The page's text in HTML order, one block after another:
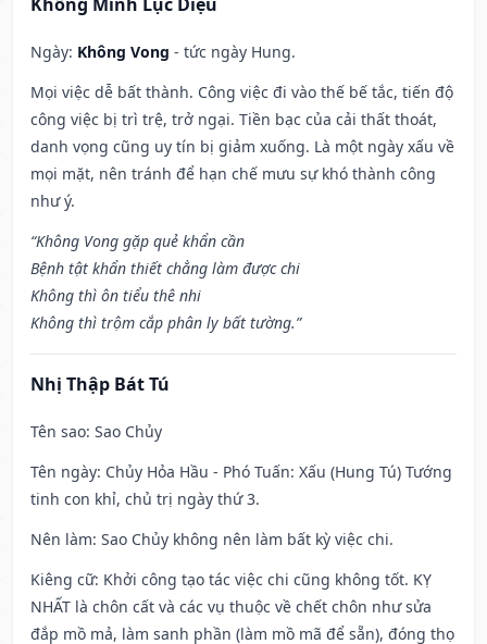
Ngày: Không Vong - tức ngày Hung.
Mọi việc dễ bất thành. Công việc đi vào thế bế tắc, tiến độ
công việc bị trì trệ, trở ngại. Tiền bạc của cải thất thoát,
danh vọng cũng uy tín bị giảm xuống. Là một ngày xấu về
mọi mặt, nên tránh để hạn chế mưu sự khó thành công
như ý.
“Không Vong gặp quẻ khẩn cần
Bệnh tật khẩn thiết chẳng làm được chi
Không thì ôn tiểu thê nhi
Không thì trộm cắp phân ly bất tường.”
Nhị Thập Bát Tú
Tên sao: Sao Chủy
Tên ngày: Chủy Hỏa Hầu - Phó Tuấn: Xấu (Hung Tú) Tướng
tinh con khỉ, chủ trị ngày thứ 3.
Nên làm: Sao Chủy không nên làm bất kỳ việc chi.
Kiêng cữ: Khởi công tạo tác việc chi cũng không tốt. KỴ
NHẤT là chôn cất và các vụ thuộc về chết chôn như sửa
đắp mồ mả, làm sanh phần (làm mồ mã để sẵn), đóng thọ